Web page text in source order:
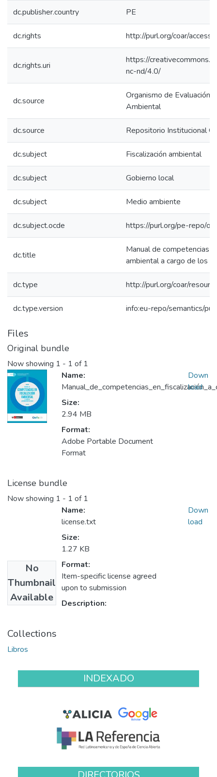
dc.publisher.country PE
dc.rights http://purl.org/coar/
dc.rights.uri
https://
nc-nd/4.0/
dc.source
Organismo de Evaluación
Ambiental
dc.source Repositorio Institucional
dc.subject Fiscalización ambiental
dc.subject Gobierno local
dc.subject Medio ambiente
dc.subject.ocde https://purl.org/pe-repo/
dc.title
Manual de competencias
ambiental a cargo de los
dc.type http://purl.org/coar/
dc.type.version info:eu-repo/semantics/
Files
Original bundle
Now showing 1 - 1 of 1
Name:
Size:
2.94 MB
Format:
Adobe Portable Document
Format
Down
load
License bundle
Now showing 1 - 1 of 1
No
Thumbnail
Available
Name:
license.txt
Size:
1.27 KB
Format:
Item-specific license agreed
upon to submission
Description:
Down
load
Collections
Libros
INDEXADO